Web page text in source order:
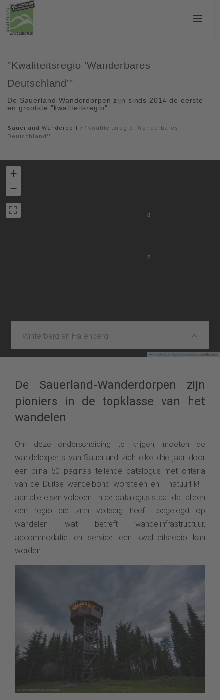
"Kwaliteitsregio 'Wanderbares
Deutschland'"
De Sauerland-Wanderdorpen zijn sinds 2014 de eerste
en grootste "kwaliteitsregio".
Sauerland-Wanderdorf / "Kwaliteitsregio 'Wanderbares
Deutschland'"
Winterberg en Hallenberg
Meer
2
3
+
−
Leaflet OpenStreetMapcontributors
De Sauerland-Wanderdorpen zijn
pioniers in de topklasse van het
wandelen
Om deze onderscheiding te krijgen, moeten de
wandelexperts van Sauerland zich elke drie jaar door
een bijna 50 pagina's tellende catalogus met criteria
van de Duitse wandelbond worstelen en - natuurlijk! -
aan alle eisen voldoen. In de catalogus staat dat alleen
een regio die zich volledig heeft toegelegd op
wandelen wat betreft wandelinfrastructuur,
accommodatie en service een kwaliteitsregio kan
worden.